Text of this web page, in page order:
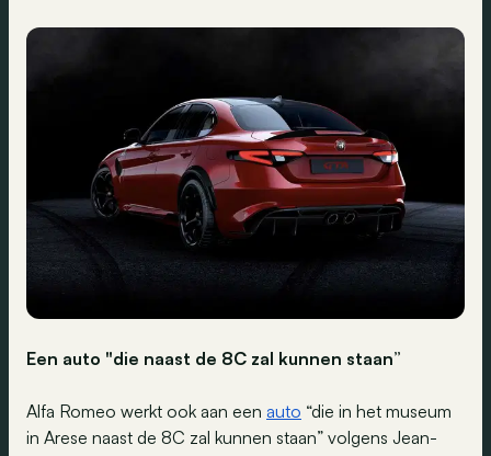
Een auto "die naast de 8C zal kunnen staan”
Alfa Romeo werkt ook aan een auto “die in het museum
in Arese naast de 8C zal kunnen staan” volgens Jean-